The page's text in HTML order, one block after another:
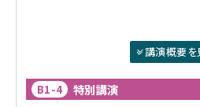
講演概要を
B1-4 特別講演